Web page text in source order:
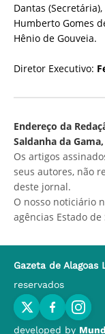
Dantas
Humberto Gomes
Hênio de Gouveia.
Diretor Executivo:
Endereço da
Saldanha da
Os artigos
seus autores, não
deste jornal.
O nosso noticiário
agências Estado de
Gazeta de Alagoas
reservados
developed by